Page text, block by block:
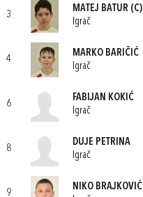
3
MATEJ BATUR (C)
Igrač
4
MARKO BARIČIĆ
Igrač
6
FABIJAN KOKIĆ
Igrač
8
DUJE PETRINA
Igrač
9
NIKO BRAJKOVIĆ